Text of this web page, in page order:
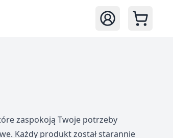
Zaloguj się
zaspokoją Twoje potrzeby
Każdy produkt został starannie